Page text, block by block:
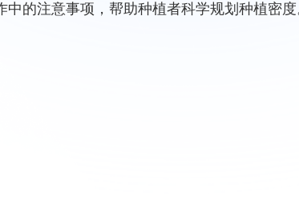
中的注意事项，帮助种植者科学规划种植密